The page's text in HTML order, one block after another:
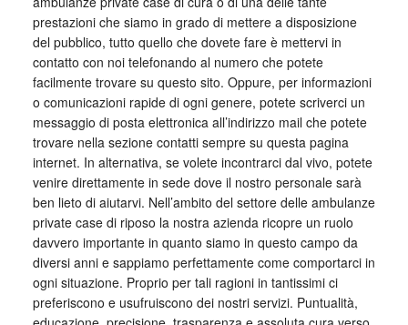
prestazioni che siamo in grado di mettere a disposizione
del pubblico, tutto quello che dovete fare è mettervi in
contatto con noi telefonando al numero che potete
facilmente trovare su questo sito. Oppure, per informazioni
o comunicazioni rapide di ogni genere, potete scriverci un
messaggio di posta elettronica all’indirizzo mail che potete
trovare nella sezione contatti sempre su questa pagina
internet. In alternativa, se volete incontrarci dal vivo, potete
venire direttamente in sede dove il nostro personale sarà
ben lieto di aiutarvi. Nell’ambito del settore delle ambulanze
private case di riposo la nostra azienda ricopre un ruolo
davvero importante in quanto siamo in questo campo da
diversi anni e sappiamo perfettamente come comportarci in
ogni situazione. Proprio per tali ragioni in tantissimi ci
preferiscono e usufruiscono dei nostri servizi. Puntualità,